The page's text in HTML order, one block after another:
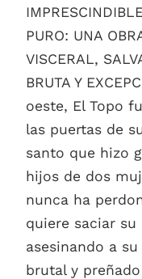
PURO: UNA
VISCERAL,
BRUTA Y
oeste, El Topo
las puertas de
santo que hizo
hijos de dos
nunca ha
quiere saciar su
asesinando a
brutal y